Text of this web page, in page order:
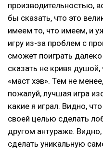
производительностью,
бы сказать, что это
имеем то, что имеем, и
игру из-за проблем с
сможет поиграть
сказать не кривя
«маст хэв». Тем не
пожалуй, лучшая игра
какие я играл. Видно,
своей целью сделать
другом антураже.
сделать уникальную